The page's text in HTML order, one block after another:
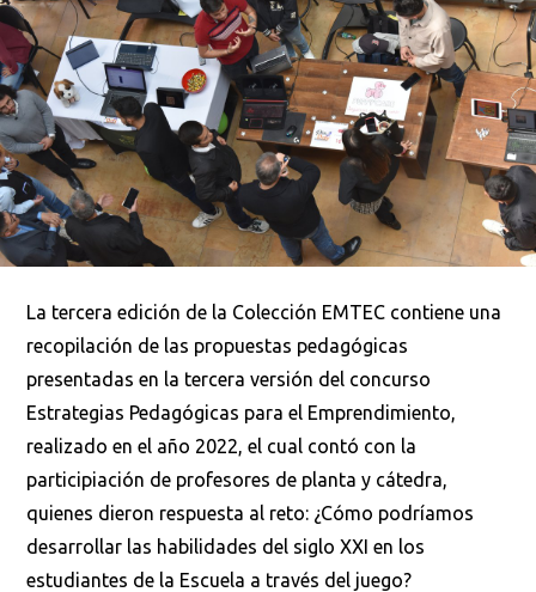
La tercera edición de la Colección EMTEC contiene una
recopilación de las propuestas pedagógicas
presentadas en la tercera versión del concurso
Estrategias Pedagógicas para el Emprendimiento,
realizado en el año 2022, el cual contó con la
participiación de profesores de planta y cátedra,
quienes dieron respuesta al reto: ¿Cómo podríamos
desarrollar las habilidades del siglo XXI en los
estudiantes de la Escuela a través del juego?
Ordenar por: *
Buscar